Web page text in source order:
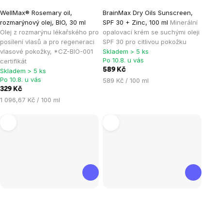
WellMax® Rosemary oil,
rozmarýnový olej, BIO, 30 ml
Olej z rozmarýnu lékařského pro
posílení vlasů a pro regeneraci
vlasové pokožky, *CZ-BIO-001
certifikát
hodnocení
produktu
je
5,0
z
5
hvězdiček.
Skladem > 5 ks
Po 10.8. u vás
329 Kč
Měrná
1 096,67 Kč / 100 ml
BrainMax Dry Oils Sunscreen,
SPF 30 + Zinc, 100 ml Minerální
opalovací krém se suchými oleji
SPF 30 pro citlivou pokožku
hodnocení
produktu
je
4,0
z
Skladem > 5 ks
Po 10.8. u vás
589 Kč
Měrná
589 Kč / 100 ml